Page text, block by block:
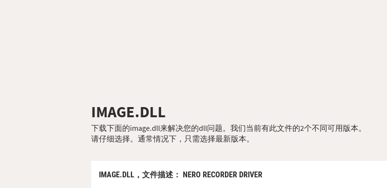
IMAGE.DLL
下载下面的image.dll来解决您的dll问题。我们当前有此文件的2个不同可用版本。
请仔细选择。通常情况下，只需选择最新版本。
IMAGE.DLL， 文件描述 ： NERO RECORDER DRIVER